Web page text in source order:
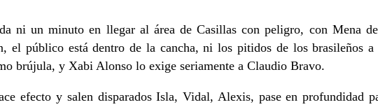
ni un minuto en llegar al área de Casillas con peligro, con Mena
el público está dentro de la cancha, ni los pitidos de los brasileños
brújula, y Xabi Alonso lo exige seriamente a Claudio Bravo.
efecto y salen disparados Isla, Vidal, Alexis, pase en profundidad